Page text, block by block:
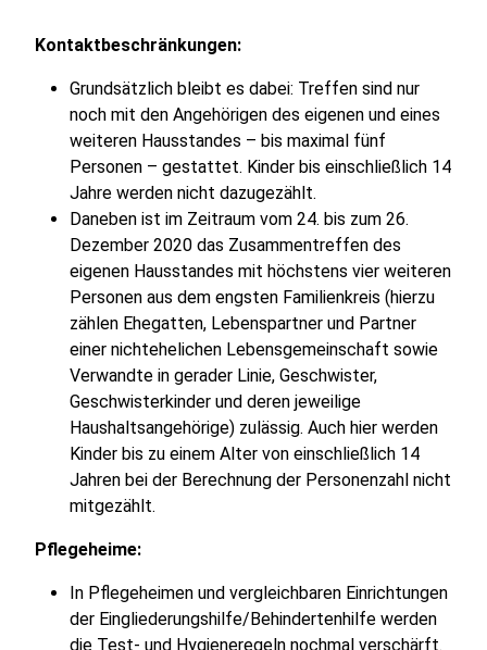
Kontaktbeschränkungen:
Grundsätzlich bleibt es dabei: Treffen sind nur
noch mit den Angehörigen des eigenen und eines
weiteren Hausstandes – bis maximal fünf
Personen – gestattet. Kinder bis einschließlich 14
Jahre werden nicht dazugezählt.
Daneben ist im Zeitraum vom 24. bis zum 26.
Dezember 2020 das Zusammentreffen des
eigenen Hausstandes mit höchstens vier weiteren
Personen aus dem engsten Familienkreis (hierzu
zählen Ehegatten, Lebenspartner und Partner
einer nichtehelichen Lebensgemeinschaft sowie
Verwandte in gerader Linie, Geschwister,
Geschwisterkinder und deren jeweilige
Haushaltsangehörige) zulässig. Auch hier werden
Kinder bis zu einem Alter von einschließlich 14
Jahren bei der Berechnung der Personenzahl nicht
mitgezählt.
Pflegeheime:
In Pflegeheimen und vergleichbaren Einrichtungen
der Eingliederungshilfe/Behindertenhilfe werden
die Test- und Hygieneregeln nochmal verschärft.